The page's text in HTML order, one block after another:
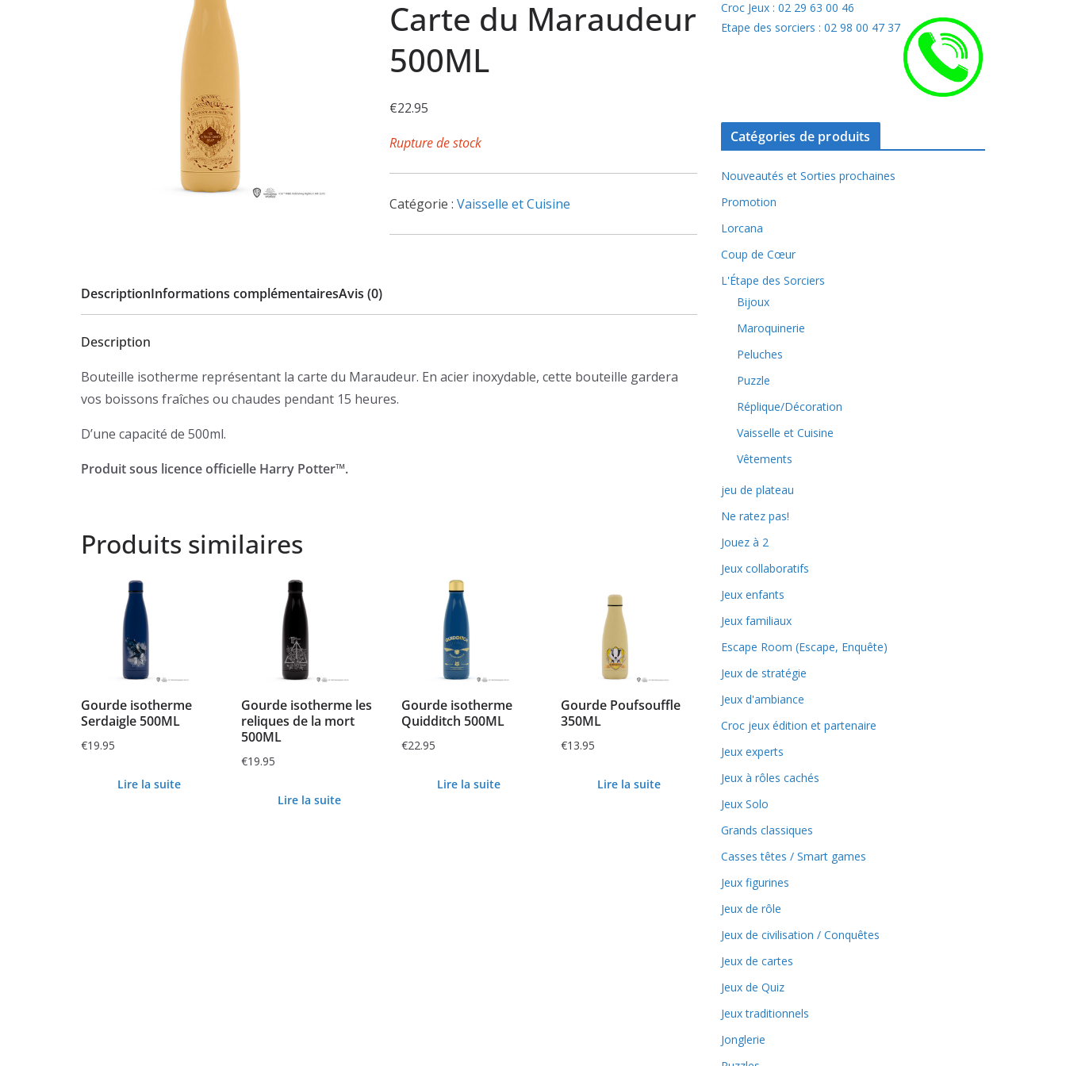
Carte du Maraudeur
500ML
€22.95
Rupture de stock
Catégorie : Vaisselle et Cuisine
DescriptionInformations complémentairesAvis (0)
Description
Bouteille isotherme représentant la carte du Maraudeur. En acier inoxydable, cette bouteille gardera
vos boissons fraîches ou chaudes pendant 15 heures.
D’une capacité de 500ml.
Produit sous licence officielle Harry Potter™.
Produits similaires
Gourde isotherme
Serdaigle 500ML
€19.95
Lire la suite
Gourde isotherme les
reliques de la mort
500ML
€19.95
Lire la suite
Gourde isotherme
Quidditch 500ML
€22.95
Lire la suite
Gourde Poufsouffle
350ML
€13.95
Lire la suite
Croc Jeux : 02 29 63 00 46
Etape des sorciers : 02 98 00 47 37
Catégories de produits
Nouveautés et Sorties prochaines
Promotion
Lorcana
Coup de Cœur
L'Étape des Sorciers
Bijoux
Maroquinerie
Peluches
Puzzle
Réplique/Décoration
Vaisselle et Cuisine
Vêtements
jeu de plateau
Ne ratez pas!
Jouez à 2
Jeux collaboratifs
Jeux enfants
Jeux familiaux
Escape Room (Escape, Enquête)
Jeux de stratégie
Jeux d'ambiance
Croc jeux édition et partenaire
Jeux experts
Jeux à rôles cachés
Jeux Solo
Grands classiques
Casses têtes / Smart games
Jeux figurines
Jeux de rôle
Jeux de civilisation / Conquêtes
Jeux de cartes
Jeux de Quiz
Jeux traditionnels
Jonglerie